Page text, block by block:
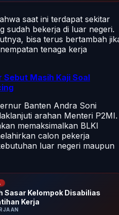
saat ini terdapat sekitar
sudah bekerja di luar negeri.
bisa terus bertambah
tenaga kerja
Sebut Masih Kaji Soal
Banten Andra Soni
arahan Menteri P2MI.
memaksimalkan BLKI
calon pekerja
luar negeri maupun
Sasar Kelompok Disabilias
Kerja